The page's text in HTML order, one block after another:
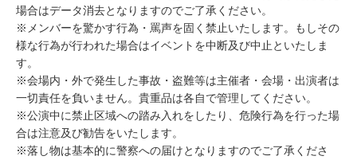
場合はデータ消去となりますのでご了承ください。
※メンバーを驚かす行為・罵声を固く禁止いたします。もしその
様な行為が行われた場合はイベントを中断及び中止といたしま
す。
※会場内・外で発生した事故・盗難等は主催者・会場・出演者は
一切責任を負いません。貴重品は各自で管理してください。
※公演中に禁止区域への踏み入れをしたり、危険行為を行った場
合は注意及び勧告をいたします。
※落し物は基本的に警察への届けとなりますのでご了承くださ